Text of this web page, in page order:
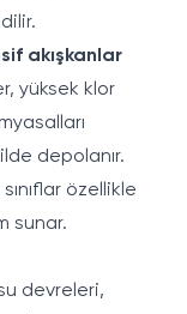
akışkanlar
yüksek klor
depolanır.
özellikle
sunar.
devreleri,